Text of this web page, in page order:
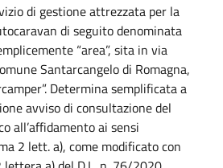
di gestione attrezzata per la
di seguito denominata
“area”, sita in via
Santarcangelo di Romagna,
Determina semplificata a
avviso di consultazione del
all’affidamento ai sensi
2 lett. a), come modificato con